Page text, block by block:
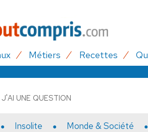
Métiers Recettes
J'AI UNE QUESTION
Insolite Monde & Société